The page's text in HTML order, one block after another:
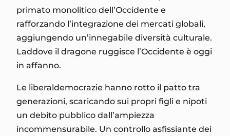
primato monolitico dell’Occidente e
rafforzando l’integrazione dei mercati globali,
aggiungendo un’innegabile diversità culturale.
Laddove il dragone ruggisce l’Occidente è oggi
in affanno.
Le liberaldemocrazie hanno rotto il patto tra
generazioni, scaricando sui propri figli e nipoti
un debito pubblico dall’ampiezza
incommensurabile. Un controllo asfissiante dei